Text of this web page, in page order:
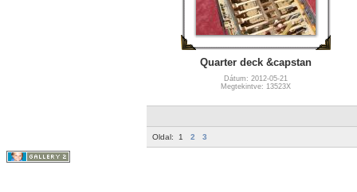
Quarter deck &capstan
Dátum: 2012-05-21
Megtekintve: 13523X
Oldal: 1 2 3